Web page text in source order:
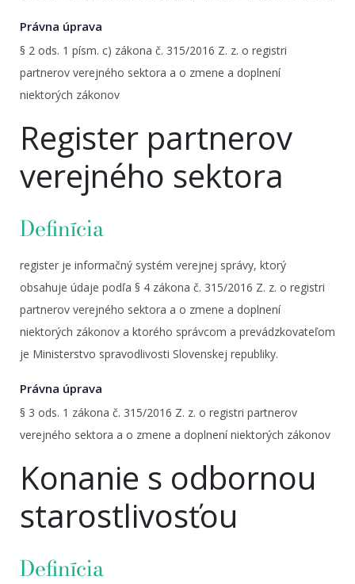
Právna úprava
§ 2 ods. 1 písm. c) zákona č. 315/2016 Z. z. o registri
partnerov verejného sektora a o zmene a doplnení
niektorých zákonov
Register partnerov
verejného sektora
Definícia
register je informačný systém verejnej správy, ktorý
obsahuje údaje podľa § 4 zákona č. 315/2016 Z. z. o registri
partnerov verejného sektora a o zmene a doplnení
niektorých zákonov a ktorého správcom a prevádzkovateľom
je Ministerstvo spravodlivosti Slovenskej republiky.
Právna úprava
§ 3 ods. 1 zákona č. 315/2016 Z. z. o registri partnerov
verejného sektora a o zmene a doplnení niektorých zákonov
Konanie s odbornou
starostlivosťou
Definícia